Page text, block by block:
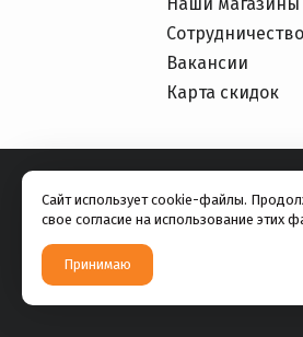
Сотрудничество
Вакансии
Карта скидок
Сайт использует cookie-файлы.
свое согласие на использование этих
Принимаю